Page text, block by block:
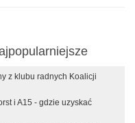
z klubu radnych Koalicji
i A15 - gdzie uzyskać